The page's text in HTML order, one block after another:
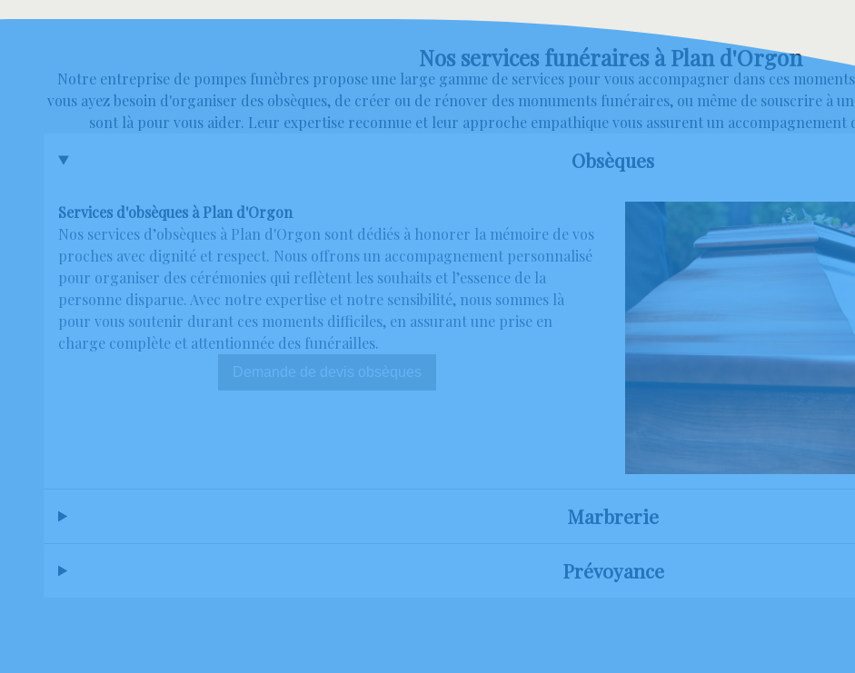
Nos services funéraires à Plan d'Orgon
Notre entreprise de pompes funèbres propose une large gamme de services pour vous accompagner dans ces
vous ayez besoin d'organiser des obsèques, de créer ou de rénover des monuments funéraires, ou même de souscrire à
sont là pour vous aider. Leur expertise reconnue et leur approche empathique vous assurent un accompagnement
Obsèques
Services d'obsèques à Plan d'Orgon
Nos services d’obsèques à Plan d'Orgon sont dédiés à honorer la mémoire de vos
proches avec dignité et respect. Nous offrons un accompagnement personnalisé
pour organiser des cérémonies qui reflètent les souhaits et l’essence de la
personne disparue. Avec notre expertise et notre sensibilité, nous sommes là
pour vous soutenir durant ces moments difficiles, en assurant une prise en
charge complète et attentionnée des funérailles.
Demande de devis obsèques
Marbrerie
Prévoyance